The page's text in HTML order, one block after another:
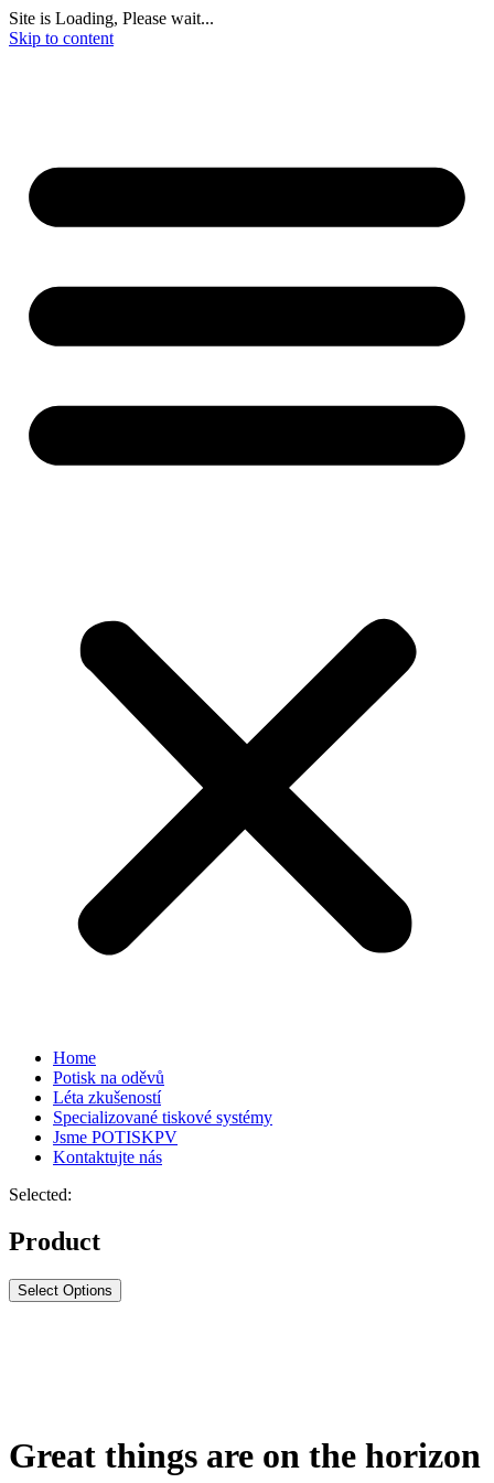
Site is Loading, Please wait...
Skip to content
Home
Potisk na oděvů
Léta zkušeností
Specializované tiskové systémy
Jsme POTISKPV
Kontaktujte nás
Selected:
Product
Select Options
Great things are on the horizon